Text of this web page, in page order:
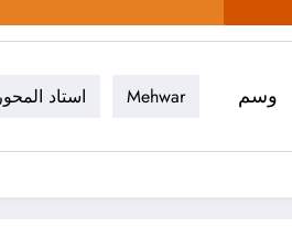
وسم Mehwar استاد المحور